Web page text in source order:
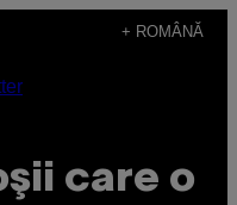
+ ROMÂNĂ
care o